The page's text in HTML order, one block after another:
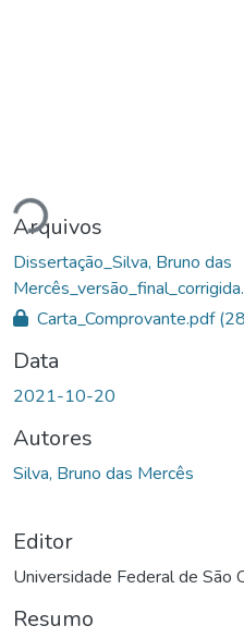
Arquivos
Dissertação_Silva, Bruno das
Carta_Comprovante.pdf
Data
2021-10-20
Autores
Silva, Bruno das Mercês
Editor
Universidade Federal de São
Resumo